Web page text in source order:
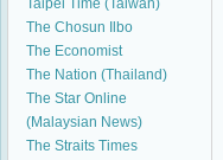
Taipei Time (Taiwan)
The Chosun Ilbo
The Economist
The Nation (Thailand)
The Star Online
(Malaysian News)
The Straits Times